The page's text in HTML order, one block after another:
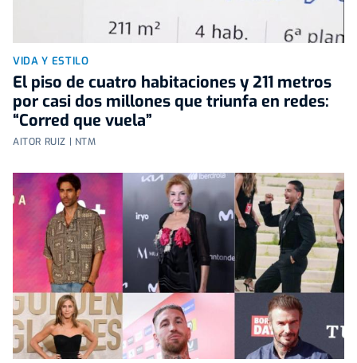
VIDA Y ESTILO
El piso de cuatro habitaciones y 211 metros
por casi dos millones que triunfa en redes:
“Corred que vuela”
AITOR RUIZ | NTM